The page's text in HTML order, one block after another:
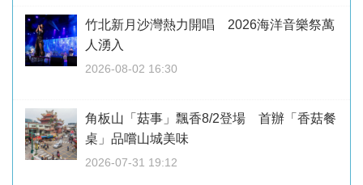
竹北新月沙灣熱力開唱 2026海洋音樂祭萬
人湧入
2026-08-02 16:30
角板山「菇事」飄香8/2登場 首辦「香菇餐
桌」品嚐山城美味
2026-07-31 19:12